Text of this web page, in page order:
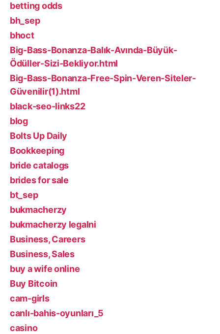
betting odds
bh_sep
bhoct
Big-Bass-Bonanza-Balık-Avında-Büyük-
Ödüller-Sizi-Bekliyor.html
Big-Bass-Bonanza-Free-Spin-Veren-Siteler-
Güvenilir(1).html
black-seo-links22
blog
Bolts Up Daily
Bookkeeping
bride catalogs
brides for sale
bt_sep
bukmacherzy
bukmacherzy legalni
Business, Careers
Business, Sales
buy a wife online
Buy Bitcoin
cam-girls
canlı-bahis-oyunları_5
casino